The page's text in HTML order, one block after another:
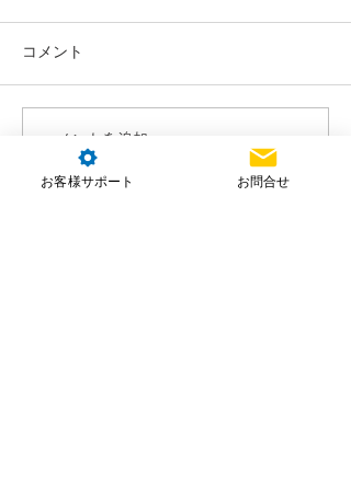
コメント
コメントを追加…
お客様サポート お問合せ